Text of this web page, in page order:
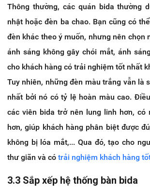
Thông thường, các quán bida thường
nhật hoặc đèn ba chao. Bạn cũng có
đèn khác theo ý muốn, nhưng nên chọn
ánh sáng không gây chói mắt, ánh
cho khách hàng có trải nghiệm tốt nhất
Tuy nhiên, những đèn màu trắng vẫn là
nhất bởi nó có tỷ lệ hoàn màu cao.
các viên bida trở nên lung linh hơn, có
hơn, giúp khách hàng phân biệt được
không bị lóa mắt,... Qua đó, tạo cho
thư giãn và có trải nghiệm khách hàng
3.3 Sắp xếp hệ thống bàn bida